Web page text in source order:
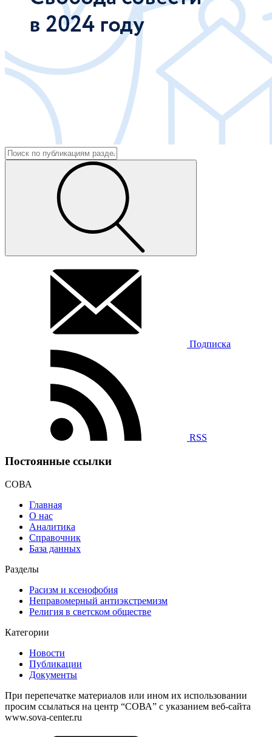
Подписка
RSS
Постоянные ссылки
СОВА
Главная
О нас
Аналитика
Справочник
База данных
Разделы
Расизм и ксенофобия
Неправомерный антиэкстремизм
Религия в светском обществе
Категории
Новости
Публикации
Документы
При перепечатке материалов или ином их использовании
просим ссылаться на центр “СОВА” с указанием веб-сайта
www.sova-center.ru